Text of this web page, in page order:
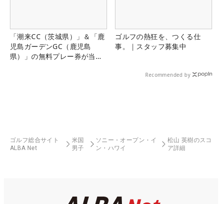
「潮来CC（茨城県）」＆「鹿
児島ガーデンGC（鹿児島
県）」の無料プレー券が当た
ゴルフの熱狂を、つくる仕
事。｜スタッフ募集中
Recommended by
ゴルフ総合サイト
ALBA Net
米国
男子
ソニー・オープン・イ
ン・ハワイ
松山 英樹のスコ
ア詳細